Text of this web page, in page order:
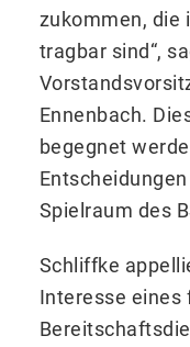
zukommen, die
tragbar sind“,
Ennenbach.
begegnet
Spielraum des
Schliffke
Interesse eines